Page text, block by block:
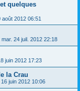
quelques
août 2012 06:51
mar. 24 juil. 2012 22:18
juin 2012 17:23
la Crau
juin 2012 10:06